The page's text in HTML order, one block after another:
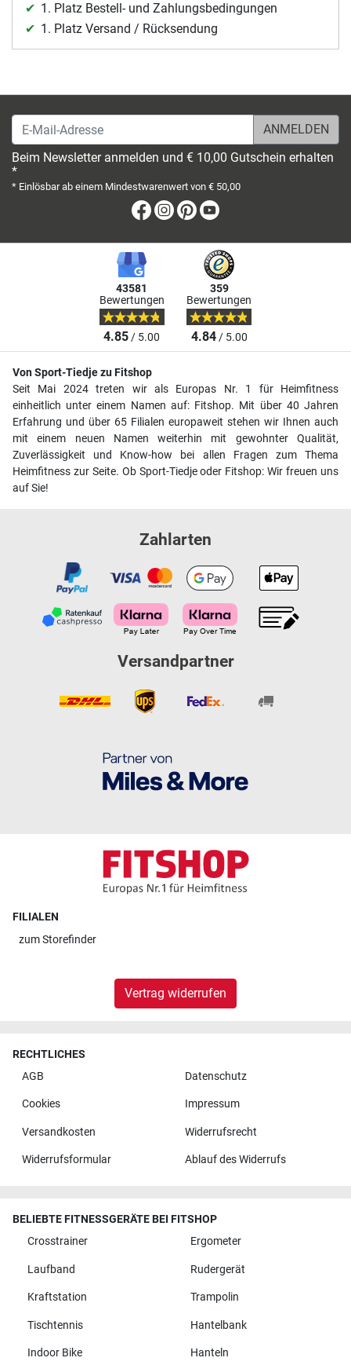
1. Platz Bestell- und Zahlungsbedingungen
1. Platz Versand / Rücksendung
E-Mail-Adresse
Beim Newsletter anmelden und € 10,00 Gutschein erhalten
*
* Einlösbar ab einem Mindestwarenwert von € 50,00
Facebook
Instagram
Pinterest
43581
Bewertungen
4.85/ 5.00
359
Bewertungen
4.84/ 5.00
Von Sport-Tiedje zu Fitshop
Seit Mai 2024 treten wir als Europas Nr. 1 für Heimfitness
einheitlich unter einem Namen auf: Fitshop. Mit über 40 Jahren
Erfahrung und über 65 Filialen europaweit stehen wir Ihnen auch
mit einem neuen Namen weiterhin mit gewohnter Qualität,
Zuverlässigkeit und Know-how bei allen Fragen zum Thema
Heimfitness zur Seite. Ob Sport-Tiedje oder Fitshop: Wir freuen uns
auf Sie!
Zahlarten
Versandpartner
FILIALEN
zumStorefinder
Vertrag widerrufen
RECHTLICHES
AGB
Datenschutz
Cookies Impressum
Versandkosten Widerrufsrecht
Widerrufsformular Ablauf des Widerrufs
BELIEBTE FITNESSGERÄTE BEI FITSHOP
Crosstrainer
Ergometer
Laufband Rudergerät
Kraftstation Trampolin
Tischtennis Hantelbank
Indoor Bike Hanteln